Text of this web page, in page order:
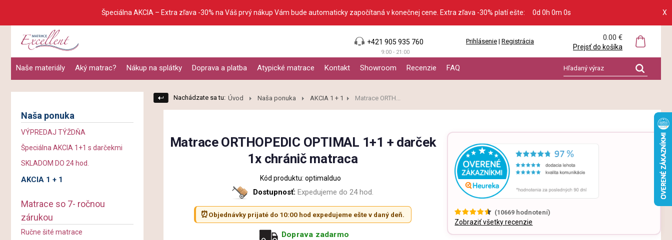
Špeciálna AKCIA – Extra zľava -30% na Váš prvý nákup Vám bude automaticky započítaná v konečnej cene. Extra zľava -30% platí ešte: 0d 0h 0m 0s X
+421 905 935 760
9:00 - 21:00
0.00 €
Prejsť do košíka
Prihlásenie | Registrácia
Naše materiály Aký matrac? Nákup na splátky Doprava a platba Atypické matrace Kontakt Showroom Recenzie FAQ
Naša ponuka
VÝPREDAJ TÝŽDŇA
Špeciálna AKCIA 1+1 s darčekmi
SKLADOM DO 24 hod.
AKCIA 1 + 1
Matrace so 7- ročnou
zárukou
Ručne šité matrace
Nachádzate sa tu: Úvod Naša ponuka AKCIA 1 + 1 Matrace ORTH...
Matrace ORTHOPEDIC OPTIMAL 1+1 + darček
1x chránič matraca
Kód produktu: optimalduo
Dostupnosť: Expedujeme do 24 hod.
⏰Objednávky prijaté do 10:00 hod expedujeme ešte v daný deň.
Doprava zadarmo
(10669 hodnotení)
Zobraziť všetky recenzie